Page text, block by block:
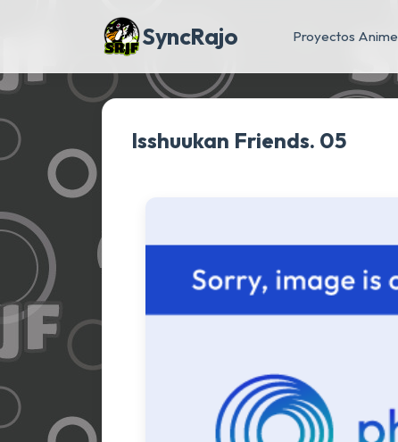
SyncRajo Proyectos Anime
Isshuukan Friends. 05